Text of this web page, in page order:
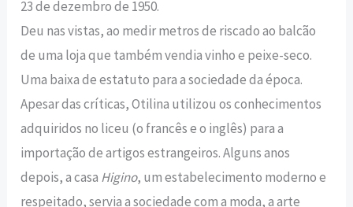
23 de dezembro de 1950.
Deu nas vistas, ao medir metros de riscado ao balcão
de uma loja que também vendia vinho e peixe-seco.
Uma baixa de estatuto para a sociedade da época.
Apesar das críticas, Otilina utilizou os conhecimentos
adquiridos no liceu (o francês e o inglês) para a
importação de artigos estrangeiros. Alguns anos
depois, a casa Higino, um estabelecimento moderno e
respeitado, servia a sociedade com a moda, a arte